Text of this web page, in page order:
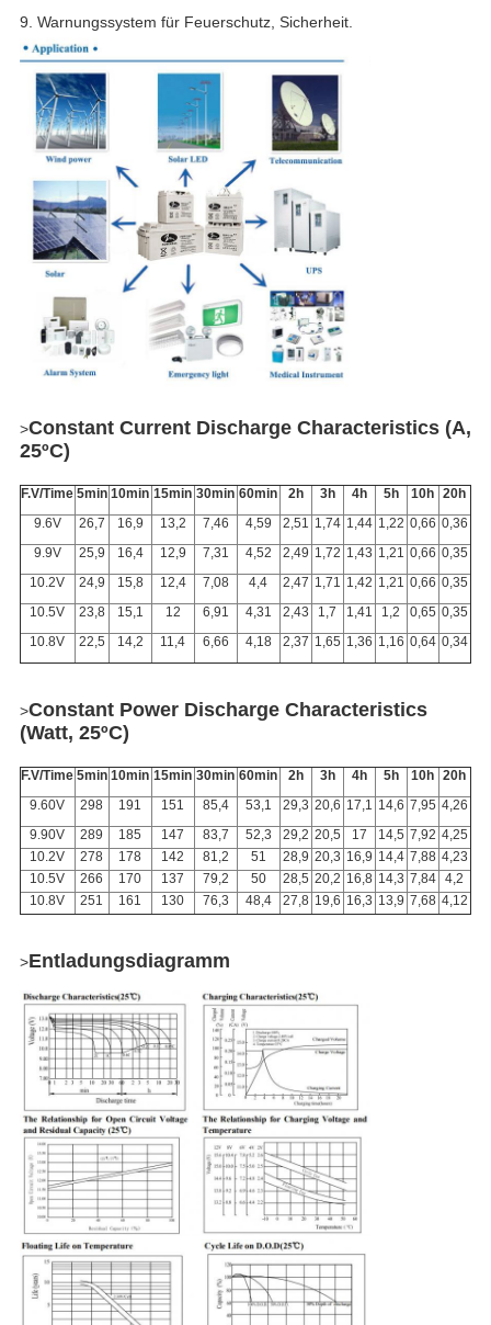
9. Warnungssystem für Feuerschutz, Sicherheit.
>Constant Current Discharge Characteristics (A,
25ºC)
F.V/Time 5min 10min 15min 30min 60min 2h 3h 4h 5h 10h
20h
9.6V
26,7 16,9 13,2 7,46 4,59 2,51 1,74 1,44 1,22 0,66 0,36
9.9V
25,9 16,4 12,9 7,31 4,52 2,49 1,72 1,43 1,21 0,66 0,35
10.2V
24,9 15,8 12,4 7,08 4,4 2,47 1,71 1,42 1,21 0,66 0,35
10.5V
23,8 15,1 12 6,91 4,31 2,43 1,7 1,41 1,2 0,65 0,35
10.8V
22,5 14,2 11,4 6,66 4,18 2,37 1,65 1,36 1,16 0,64 0,34
>Constant Power Discharge Characteristics
(Watt, 25ºC)
F.V/Time 5min 10min 15min 30min 60min 2h 3h 4h 5h 10h
20h
9.60V
298 191 151 85,4 53,1 29,3 20,6 17,1 14,6 7,95 4,26
9.90V
289 185 147 83,7 52,3 29,2 20,5 17 14,5 7,92 4,25
10.2V
278 178 142 81,2 51 28,9 20,3 16,9 14,4 7,88 4,23
10.5V
266 170 137 79,2 50 28,5 20,2 16,8 14,3 7,84
4,2
10.8V
251 161 130 76,3 48,4 27,8 19,6 16,3 13,9 7,68 4,12
>Entladungsdiagramm